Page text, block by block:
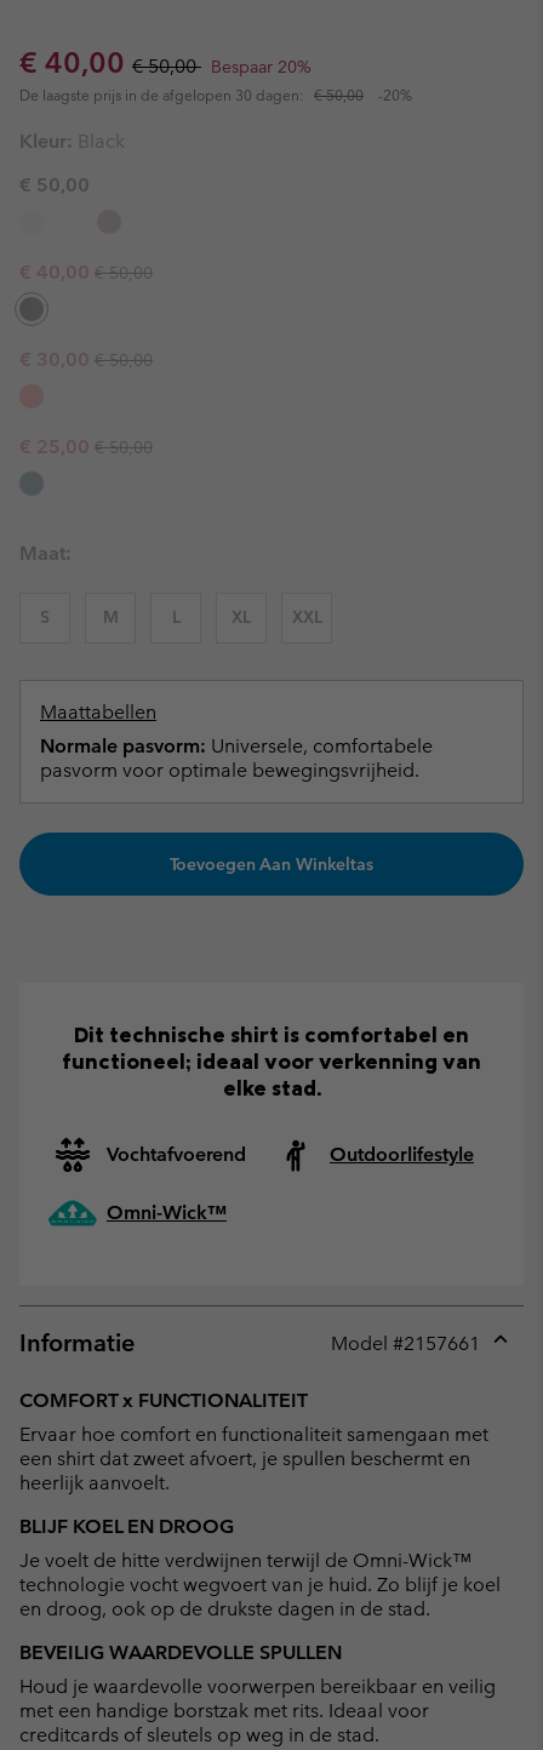
Sale price:
€ 40,00 Regular price:
€ 50,00 Bespaar 20%
De laagste prijs in de afgelopen 30 dagen: € 50,00 -20%
Kleur: Black
€ 50,00
Sale price:
€ 40,00 Regular price:
€ 50,00
Sale price:
€ 30,00 Regular price:
€ 50,00
Sale price:
€ 25,00 Regular price:
€ 50,00
Maat:
S M L XL XXL
Maattabellen
Normale pasvorm: Universele, comfortabele
pasvorm voor optimale bewegingsvrijheid.
Toevoegen Aan Winkeltas
Dit technische shirt is comfortabel en
functioneel; ideaal voor verkenning van
elke stad.
Vochtafvoerend Outdoorlifestyle
Omni-Wick™
Informatie Model #2157661
COMFORT x FUNCTIONALITEIT
Ervaar hoe comfort en functionaliteit samengaan met
een shirt dat zweet afvoert, je spullen beschermt en
heerlijk aanvoelt.
BLIJF KOEL EN DROOG
Je voelt de hitte verdwijnen terwijl de Omni-Wick™
technologie vocht wegvoert van je huid. Zo blijf je koel
en droog, ook op de drukste dagen in de stad.
BEVEILIG WAARDEVOLLE SPULLEN
Houd je waardevolle voorwerpen bereikbaar en veilig
met een handige borstzak met rits. Ideaal voor
creditcards of sleutels op weg in de stad.